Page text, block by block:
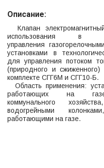
Описание:
Клапан
использования в
управления
установками в
для управления потоком
(природного и сжиженного)
комплекте СГГ6М и СГГ10-Б.
Область применения:
работающих на
коммунального
водогрейными
работающими на газе.